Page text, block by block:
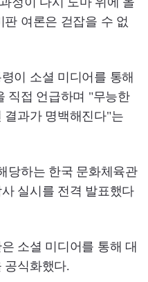
여론은 걷잡을 수 없
이 소셜 미디어를 통해
직접 언급하며 "무능한
결과가 명백해진다"는
당하는 한국 문화체육관
실시를 전격 발표했다
소셜 미디어를 통해 대
공식화했다.